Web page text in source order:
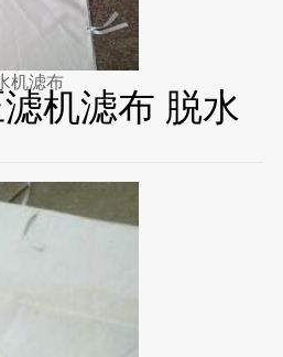
机滤布
机滤布 脱水